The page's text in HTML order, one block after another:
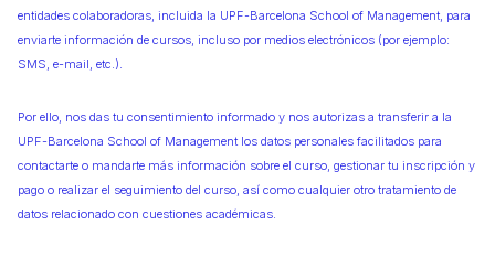
entidades colaboradoras, incluida la UPF-Barcelona School of Management, para
enviarte información de cursos, incluso por medios electrónicos (por ejemplo:
SMS, e-mail, etc.).
Por ello, nos das tu consentimiento informado y nos autorizas a transferir a la
UPF-Barcelona School of Management los datos personales facilitados para
contactarte o mandarte más información sobre el curso, gestionar tu inscripción y
pago o realizar el seguimiento del curso, así como cualquier otro tratamiento de
datos relacionado con cuestiones académicas.